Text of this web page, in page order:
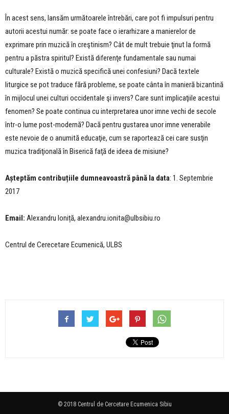
În acest sens, lansăm următoarele întrebări, care pot fi impulsuri pentru
autorii acestui număr: se poate face o ierarhizare a manierelor de
exprimare prin muzică în creştinism? Cât de mult trebuie ţinut la formă
pentru a păstra spiritul? Există diferenţe fundamentale sau numai
culturale? Există o muzică specifică unei confesiuni? Dacă textele
liturgice se pot traduce fără probleme, se poate cânta în manieră bizantină
în mijlocul unei culturi occidentale şi invers? Care sunt implicaţiile acestui
fenomen? Se poate continua cu interpretarea unor imne vechi de secole
într-o lume post-modernă? Dacă pentru gustarea unor imne venerabile
este nevoie de o anumită educaţie, cum se raportează cei care susţin
muzica tradiţională în Biserică faţă de ideea de misiune?
Așteptăm contribuțiile dumneavoastră până la data: 1. Septembrie
2017
Email: Alexandru Ioniță, alexandru.ionita@ulbsibiu.ro
Centrul de Cerecetare Ecumenică, ULBS
© 2018 Centrul de Cercetare Ecumenica Sibiu